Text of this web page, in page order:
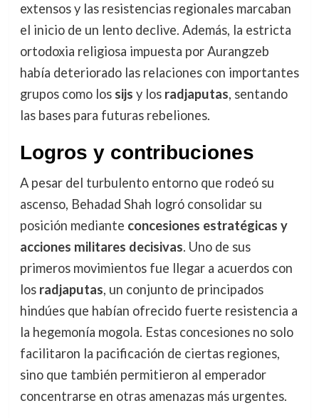
extensos y las resistencias regionales marcaban
el inicio de un lento declive. Además, la estricta
ortodoxia religiosa impuesta por Aurangzeb
había deteriorado las relaciones con importantes
grupos como los sijs y los radjaputas, sentando
las bases para futuras rebeliones.
Logros y contribuciones
A pesar del turbulento entorno que rodeó su
ascenso, Behadad Shah logró consolidar su
posición mediante concesiones estratégicas y
acciones militares decisivas. Uno de sus
primeros movimientos fue llegar a acuerdos con
los radjaputas, un conjunto de principados
hindúes que habían ofrecido fuerte resistencia a
la hegemonía mogola. Estas concesiones no solo
facilitaron la pacificación de ciertas regiones,
sino que también permitieron al emperador
concentrarse en otras amenazas más urgentes.